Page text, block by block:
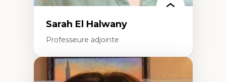
Sarah El Halwany
Professeure adjointe
Expertises